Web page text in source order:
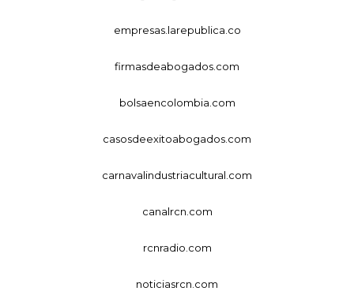
empresas.larepublica.co
firmasdeabogados.com
bolsaencolombia.com
casosdeexitoabogados.com
carnavalindustriacultural.com
canalrcn.com
rcnradio.com
noticiasrcn.com